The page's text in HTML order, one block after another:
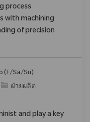
process
with machining
of precision
(F/Sa/Su)
ประเภท
ฝ่ายผลิต
and play a key